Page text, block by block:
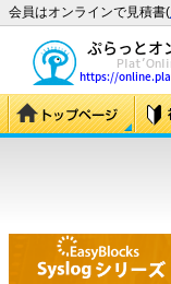
会員はオンラインで見積書(